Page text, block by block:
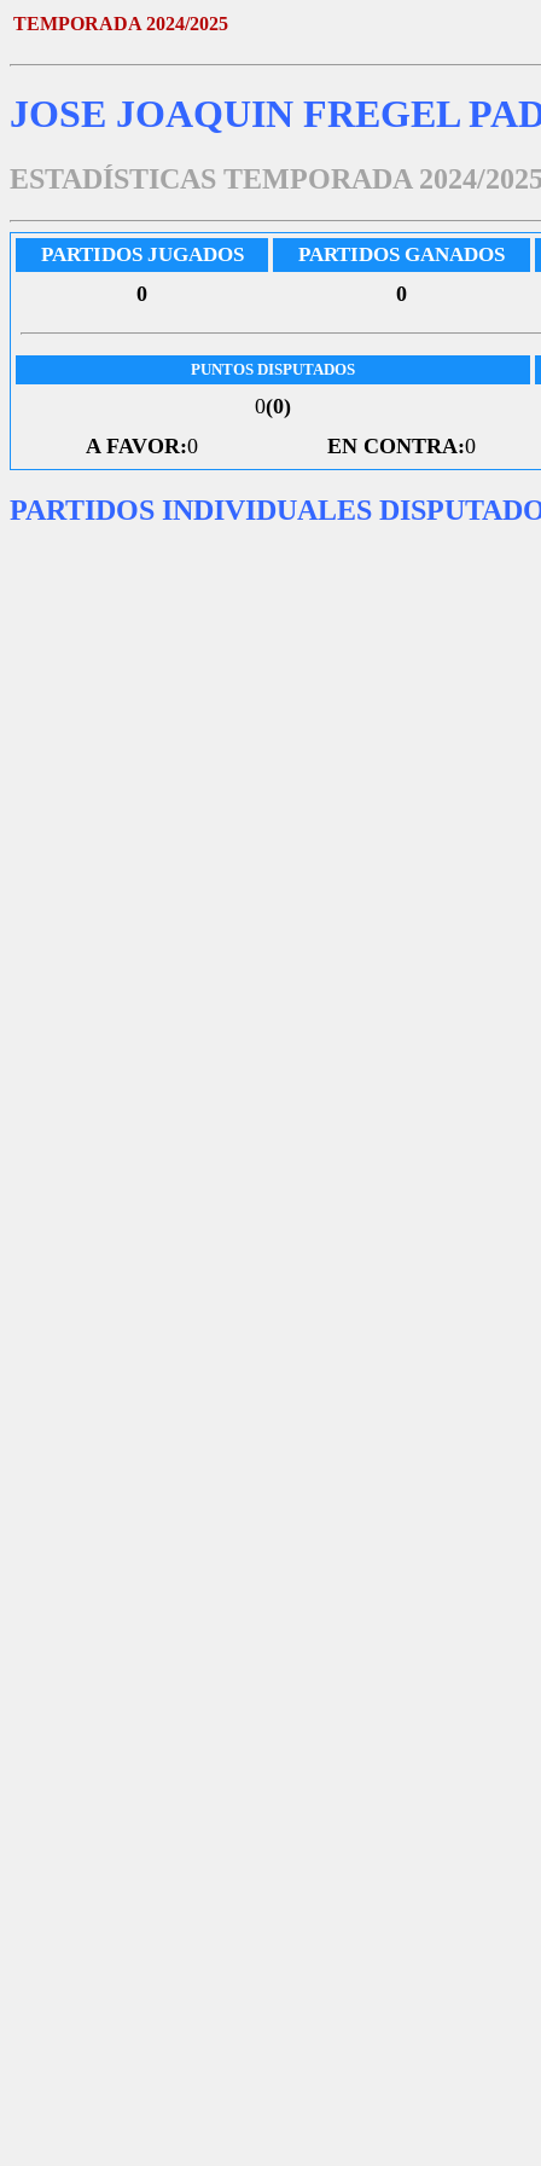
TEMPORADA 2024/2025
JOSE JOAQUIN FREGEL
ESTADÍSTICAS TEMPORADA 2024/
PARTIDOS JUGADOS PARTIDOS GANADOS
0 0
PUNTOS DISPUTADOS
0(0)
A FAVOR:0 EN CONTRA:0
PARTIDOS INDIVIDUALES